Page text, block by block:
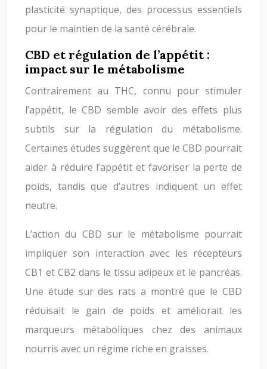
plasticité synaptique, des processus essentiels
pour le maintien de la santé cérébrale.
CBD et régulation de l’appétit :
impact sur le métabolisme
Contrairement au THC, connu pour stimuler
l’appétit, le CBD semble avoir des effets plus
subtils sur la régulation du métabolisme.
Certaines études suggèrent que le CBD pourrait
aider à réduire l’appétit et favoriser la perte de
poids, tandis que d’autres indiquent un effet
neutre.
L’action du CBD sur le métabolisme pourrait
impliquer son interaction avec les récepteurs
CB1 et CB2 dans le tissu adipeux et le pancréas.
Une étude sur des rats a montré que le CBD
réduisait le gain de poids et améliorait les
marqueurs métaboliques chez des animaux
nourris avec un régime riche en graisses.